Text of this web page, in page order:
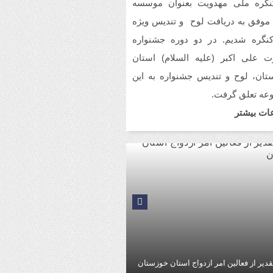
همزمان با جشن ولادت حضرت
(س) در اندیمشک
سراج الدین با شبکه فرهنگی
نغمه های عشق
همایش بانوان فعال در عرصه‌ هیئت
رویداد ملی جامعه پرداز
ملی مهدویت بعنوان موسسه
موفق به دریافت لوح و تندیس ویژه
شدیم. در دو دوره جشنواره
علی اکبر (علیه السلام) استان
لوح و تندیس جشنواره به این
تعلق گرفت.
بیشتر
از فعالین امر ازدواج استان خوزستان